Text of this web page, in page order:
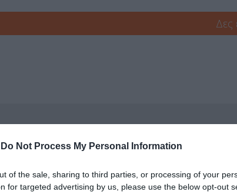
Do Not Process My Personal Information
of the sale, sharing to third parties, or processing of your
for targeted advertising by us, please use the below opt-out
Δες
Πολιτισμό!
το Culturenow.gr